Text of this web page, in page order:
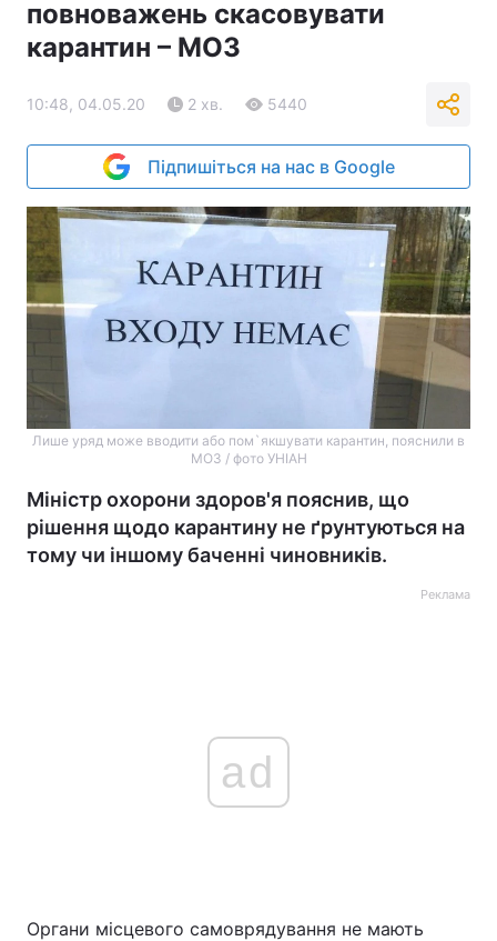
повноважень скасовувати
карантин – МОЗ
10:48, 04.05.20 2 хв. 5440
Підпишіться на нас в Google
Лише уряд може вводити або пом`якшувати карантин, пояснили в
МОЗ / фото УНІАН
Міністр охорони здоров'я пояснив, що
рішення щодо карантину не ґрунтуються на
тому чи іншому баченні чиновників.
Реклама
ad
Органи місцевого самоврядування не мають